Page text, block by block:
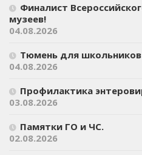
Финалист
музеев!
04.08.2026
Тюмень для школьников
04.08.2026
Профилактика
03.08.2026
Памятки ГО и ЧС.
02.08.2026